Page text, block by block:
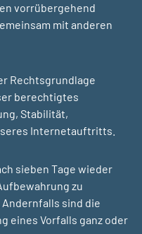
vorrübergehend
mit anderen
Rechtsgrundlage
berechtigtes
Stabilität,
Internetauftritts.
sieben Tage wieder
zu
sind die
eines Vorfalls ganz oder